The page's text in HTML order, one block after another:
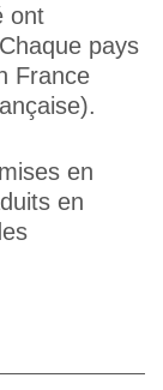
ont
pays
France
en
en